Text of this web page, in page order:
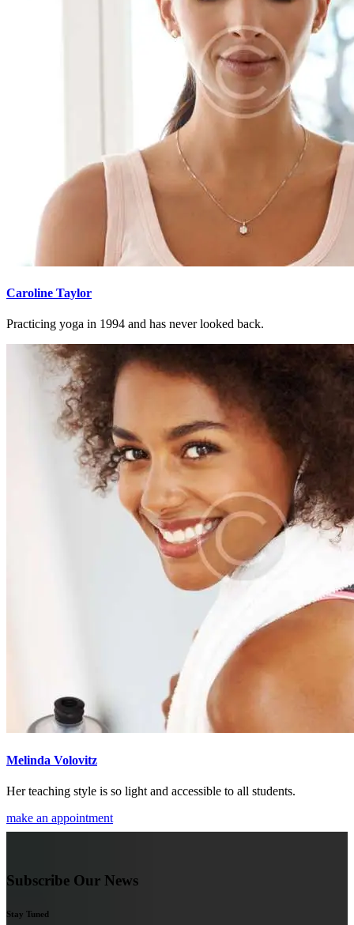
Caroline Taylor
Practicing yoga in 1994 and has never looked back.
Melinda Volovitz
Her teaching style is so light and accessible to all students.
make an appointment
Subscribe Our News
Stay Tuned